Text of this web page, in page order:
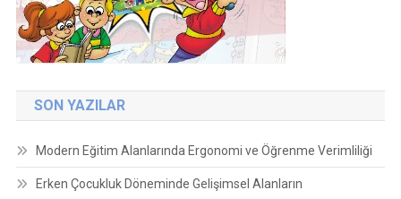
SON YAZILAR
Modern Eğitim Alanlarında Ergonomi ve Öğrenme Verimliliği
Erken Çocukluk Döneminde Gelişimsel Alanların